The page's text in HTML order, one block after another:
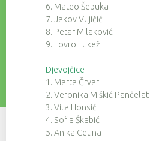
6. Mateo Šepuka
7. Jakov Vujičić
8. Petar Milaković
9. Lovro Lukež
Djevojčice
1. Marta Črvar
2. Veronika Miškić Pančelat
3. Vita Honsić
4. Sofia Škabić
5. Anika Cetina